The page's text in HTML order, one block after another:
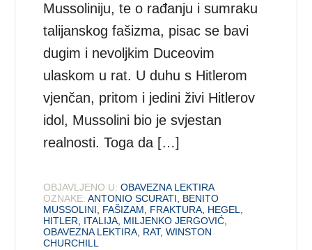
Mussoliniju, te o rađanju i sumraku
talijanskog fašizma, pisac se bavi
dugim i nevoljkim Duceovim
ulaskom u rat. U duhu s Hitlerom
vjenčan, pritom i jedini živi Hitlerov
idol, Mussolini bio je svjestan
realnosti. Toga da […]
OBJAVLJENO U: OBAVEZNA LEKTIRA
OZNAKE: ANTONIO SCURATI, BENITO
MUSSOLINI, FAŠIZAM, FRAKTURA, HEGEL,
HITLER, ITALIJA, MILJENKO JERGOVIĆ,
OBAVEZNA LEKTIRA, RAT,WINSTON
CHURCHILL